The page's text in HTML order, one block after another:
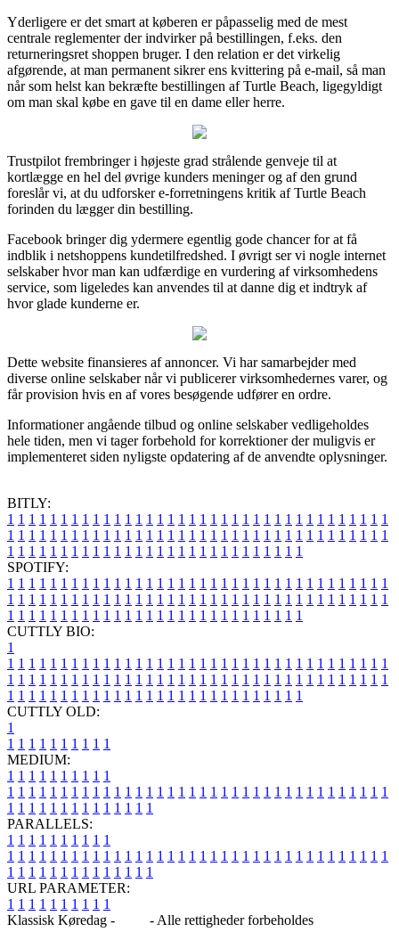
Yderligere er det smart at køberen er påpasselig med de mest
centrale reglementer der indvirker på bestillingen, f.eks. den
returneringsret shoppen bruger. I den relation er det virkelig
afgørende, at man permanent sikrer ens kvittering på e-mail, så man
når som helst kan bekræfte bestillingen af Turtle Beach, ligegyldigt
om man skal købe en gave til en dame eller herre.
Trustpilot frembringer i højeste grad strålende genveje til at
kortlægge en hel del øvrige kunders meninger og af den grund
foreslår vi, at du udforsker e-forretningens kritik af Turtle Beach
forinden du lægger din bestilling.
Facebook bringer dig ydermere egentlig gode chancer for at få
indblik i netshoppens kundetilfredshed. I øvrigt ser vi nogle internet
selskaber hvor man kan udfærdige en vurdering af virksomhedens
service, som ligeledes kan anvendes til at danne dig et indtryk af
hvor glade kunderne er.
Dette website finansieres af annoncer. Vi har samarbejder med
diverse online selskaber når vi publicerer virksomhedernes varer, og
får provision hvis en af vores besøgende udfører en ordre.
Informationer angående tilbud og online selskaber vedligeholdes
hele tiden, men vi tager forbehold for korrektioner der muligvis er
implementeret siden nyligste opdatering af de anvendte oplysninger.
BITLY:
1 1 1 1 1 1 1 1 1 1 1 1 1 1 1 1 1 1 1 1 1 1 1 1 1 1 1 1 1 1 1 1 1 1 1 1
1 1 1 1 1 1 1 1 1 1 1 1 1 1 1 1 1 1 1 1 1 1 1 1 1 1 1 1 1 1 1 1 1 1 1 1
1 1 1 1 1 1 1 1 1 1 1 1 1 1 1 1 1 1 1 1 1 1 1 1 1 1 1 1
SPOTIFY:
1 1 1 1 1 1 1 1 1 1 1 1 1 1 1 1 1 1 1 1 1 1 1 1 1 1 1 1 1 1 1 1 1 1 1 1
1 1 1 1 1 1 1 1 1 1 1 1 1 1 1 1 1 1 1 1 1 1 1 1 1 1 1 1 1 1 1 1 1 1 1 1
1 1 1 1 1 1 1 1 1 1 1 1 1 1 1 1 1 1 1 1 1 1 1 1 1 1 1 1
CUTTLY BIO:
1
1 1 1 1 1 1 1 1 1 1 1 1 1 1 1 1 1 1 1 1 1 1 1 1 1 1 1 1 1 1 1 1 1 1 1 1
1 1 1 1 1 1 1 1 1 1 1 1 1 1 1 1 1 1 1 1 1 1 1 1 1 1 1 1 1 1 1 1 1 1 1 1
1 1 1 1 1 1 1 1 1 1 1 1 1 1 1 1 1 1 1 1 1 1 1 1 1 1 1 1
CUTTLY OLD:
1
1 1 1 1 1 1 1 1 1 1
MEDIUM:
1 1 1 1 1 1 1 1 1 1
1 1 1 1 1 1 1 1 1 1 1 1 1 1 1 1 1 1 1 1 1 1 1 1 1 1 1 1 1 1 1 1 1 1 1 1
1 1 1 1 1 1 1 1 1 1 1 1 1 1
PARALLELS:
1 1 1 1 1 1 1 1 1 1
1 1 1 1 1 1 1 1 1 1 1 1 1 1 1 1 1 1 1 1 1 1 1 1 1 1 1 1 1 1 1 1 1 1 1 1
1 1 1 1 1 1 1 1 1 1 1 1 1 1
URL PARAMETER:
1 1 1 1 1 1 1 1 1 1
Klassisk Køredag -
- Alle rettigheder forbeholdes